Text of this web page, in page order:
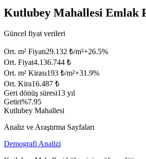
Kutlubey Mahallesi Emlak
Güncel fiyat verileri
Ort. m² Fiyatı29.132 ₺/m²+26.5%
Ort. Fiyat4.136.744 ₺
Ort. m² Kirası193 ₺/m²+31.9%
Ort. Kira16.487 ₺
Geri dönüş süresi13 yıl
Getiri%7.95
Kutlubey Mahallesi
Analiz ve Araştırma Sayfaları
Demografi Analizi